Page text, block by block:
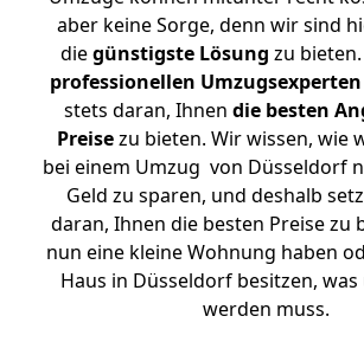
aber keine Sorge, denn wir sind
diegünstigste Lösung zu
professionellen Umzugsexperten
stets daran, Ihnen die besten
Preisezu bieten. Wir wissen, wie
bei einem Umzug von Düsseldorf
Geld zu sparen, und deshalb
daran, Ihnen die besten Preise zu
nun eine kleine Wohnung haben
Haus in Düsseldorf besitzen,
werden muss.